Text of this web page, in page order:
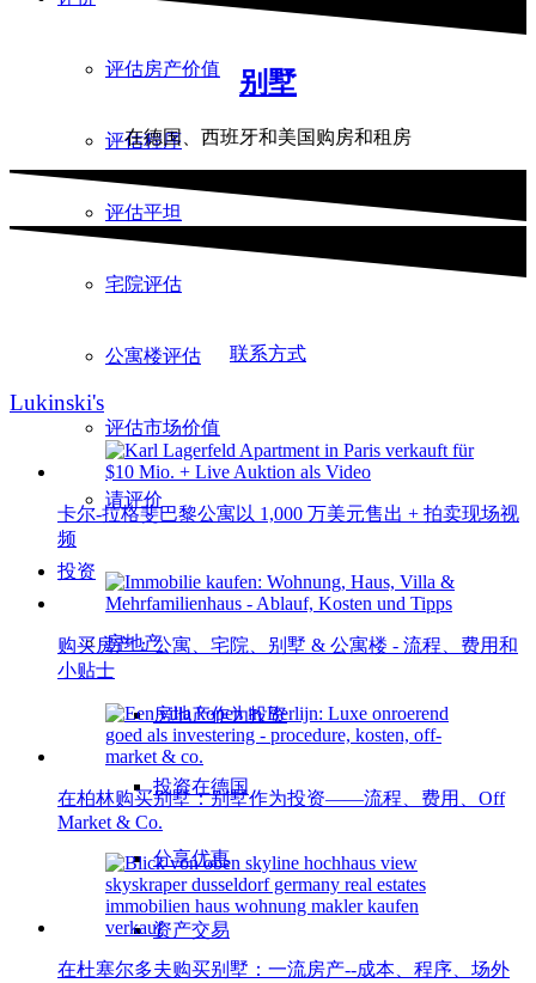
评估房产价值
评估程序
评估平坦
宅院评估
公寓楼评估
评估市场价值
请评价
投资
房地产
房地产作为投资
投资在德国
分享优惠
资产交易
别墅
在德国、西班牙和美国购房和租房
联系方式
Lukinski's
卡尔-拉格斐巴黎公寓以 1,000 万美元售出 + 拍卖现场视
频
购买房产：公寓、宅院、别墅 & 公寓楼 - 流程、费用和
小贴士
在柏林购买别墅：别墅作为投资——流程、费用、Off
Market & Co.
在杜塞尔多夫购买别墅：一流房产--成本、程序、场外